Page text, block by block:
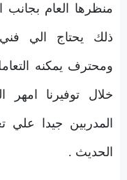
منظرها العام
ذلك يحتاج الي
ومحترف يمكنه
خلال توفيرنا امهر
المدربين جيدا علي
الحديث .